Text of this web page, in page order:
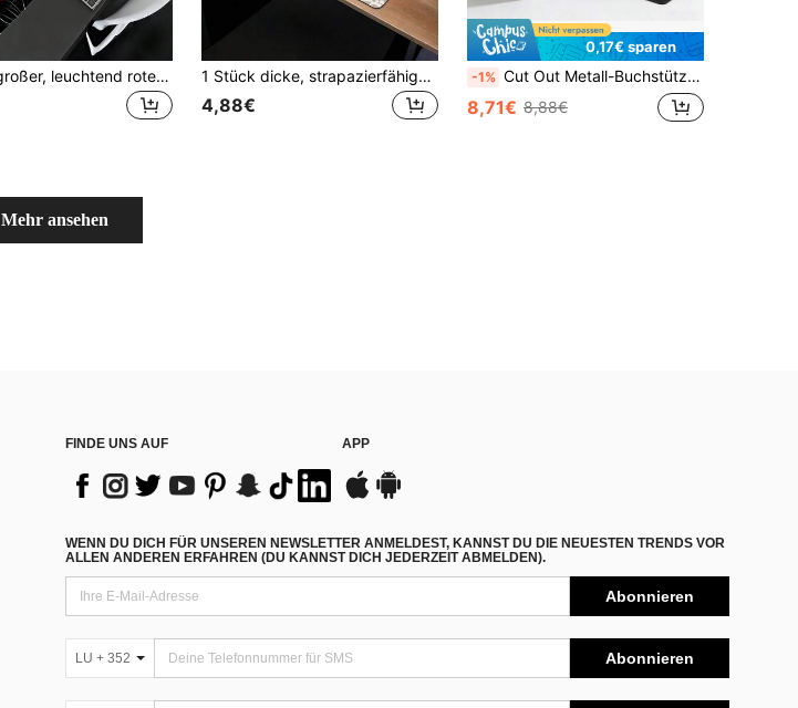
1 Stück großer, leuchtend roter Mauspad mit rutschfester Gummibasis und glatter Oberfläche, Computermatte für Gaming, Büro, Zuhause, Laptop, Tastatur, Schreibtisch, Geschenk für Männer, Frauen, Halloween 1 Stück dicke, strapazierfähige beige-braune Leoparden-Muster Tastatur Mauspad Gaming Schreibtisch Matte, Geburtstagsgeschenk für Gamer, Studenten, Profis, Büro, Zuhause, Desktop, Laptop, minimalistisches Design
4,88€
0,17€ sparen
-1% Cut Out Metall-Buchstütze mit natürlichem Blumenmuster, geeignet zum Organisieren und Dekorieren von Bücherregalen und Bücherkasten, ein künstlerisches Geschenk für Buchliebhaber, Bibliophile und Büroangestellte
8,71€ 8,88€
Mehr ansehen
FINDE UNS AUF APP
WENN DU DICH FÜR UNSEREN NEWSLETTER ANMELDEST, KANNST DU DIE NEUESTEN TRENDS VOR
ALLEN ANDEREN ERFAHREN (DU KANNST DICH JEDERZEIT ABMELDEN).
Abonnieren
LU + 352 Abonnieren